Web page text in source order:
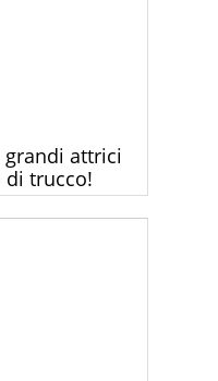
grandi attrici
di trucco!
senza un filo di